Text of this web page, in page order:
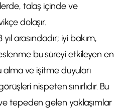
talaş içinde ve
dolaşır.
arasındadır; iyi bakım,
bu süreyi etkileyen en
ve işitme duyuları
nispeten sınırlıdır. Bu
tepeden gelen yaklaşımlar